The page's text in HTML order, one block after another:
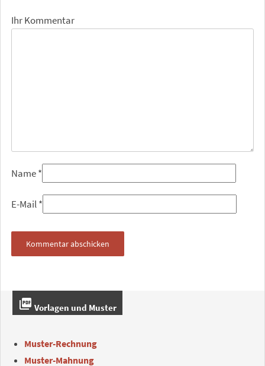
Ihr Kommentar
Name*
E-Mail*
picture_as_pdf Vorlagen und Muster
Muster-Rechnung
Muster-Mahnung